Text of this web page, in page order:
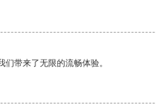
带来了无限的流畅体验。